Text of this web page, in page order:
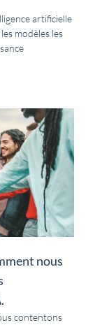
artificielle
modèles les
nous
contentons